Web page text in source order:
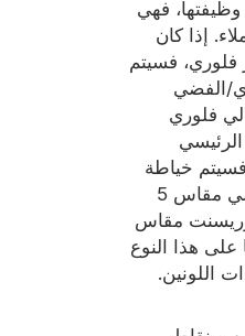
وظيفتها، فهي
إذا كان
فسيتم
الفضي
فلوري
الرئيسي
فسيتم خياطة
الشريط العاكس الرمادي/الفضي مقاس 5
مقاس
هذا النوع
اللونين.